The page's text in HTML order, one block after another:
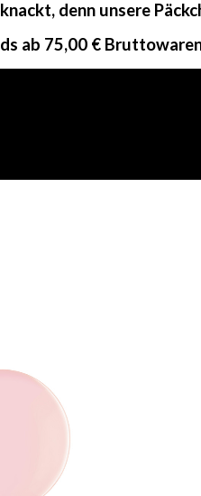
denn unsere
ab 75,00 €